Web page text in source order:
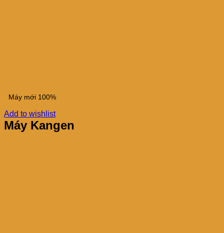
Máy mới 100%
Add to wishlist
Máy Kangen